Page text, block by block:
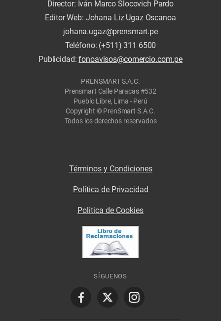
Director: Iván Marco Slocovich Pardo
Editor Web: Johana Liz Ugaz Oscanoa
johana.ugaz@prensmart.pe
Teléfono: (+511) 311 6500
Publicidad:fonoavisos@comercio.com.pe
PRENSMART S.A.C.
Prensmart Calle Paracas #532
Pueblo Libre, Lima - Perú
Copyright © PrenSmart S.A.C.
Todos los derechos reservados
Términos y Condiciones
Política de Privacidad
Politica de Cookies
SÍGUENOS